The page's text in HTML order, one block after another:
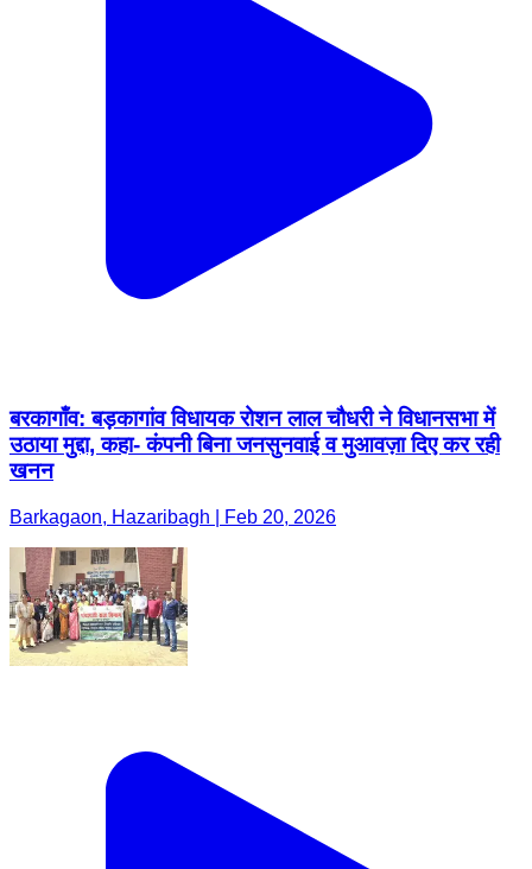
बरकागाँव: बड़कागांव विधायक रोशन लाल चौधरी ने विधानसभा में
उठाया मुद्दा, कहा- कंपनी बिना जनसुनवाई व मुआवज़ा दिए कर रही
खनन
Barkagaon, Hazaribagh | Feb 20, 2026